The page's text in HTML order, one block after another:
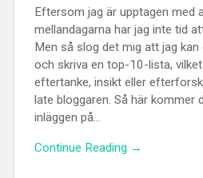
Eftersom jag är upptagen med
mellandagarna har jag inte tid
Men så slog det mig att jag
och skriva en top-10-lista,
eftertanke, insikt eller
late bloggaren. Så här kommer
inläggen på...
Continue Reading →